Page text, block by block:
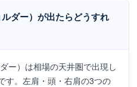
ダー）が出たらどうすれ
ー）は相場の天井圏で出現し
す。左肩・頭・右肩の3つの